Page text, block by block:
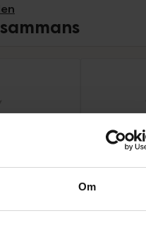
Om
4.7 av 5 i